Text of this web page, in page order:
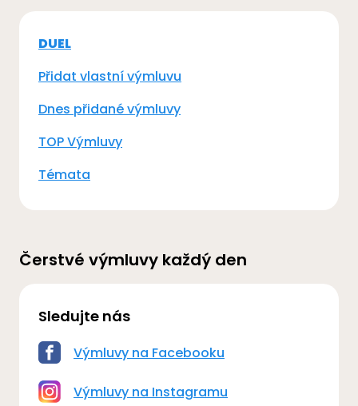
DUEL
Přidat vlastní výmluvu
Dnes přidané výmluvy
TOP Výmluvy
Témata
Čerstvé výmluvy každý den
Sledujte nás
Výmluvy na Facebooku
Výmluvy na Instagramu